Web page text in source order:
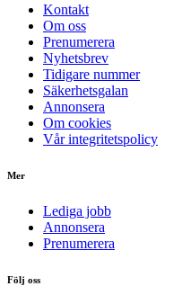
Kontakt
Om oss
Prenumerera
Nyhetsbrev
Tidigare nummer
Säkerhetsgalan
Annonsera
Om cookies
Vår integritetspolicy
Mer
Lediga jobb
Annonsera
Prenumerera
Följ oss